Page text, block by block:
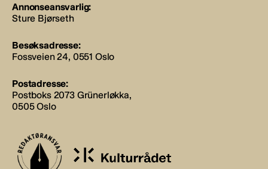
Annonseansvarlig:
Sture Bjørseth
Besøksadresse:
Fossveien 24, 0551 Oslo
Postadresse:
Postboks 2073 Grünerløkka,
0505 Oslo